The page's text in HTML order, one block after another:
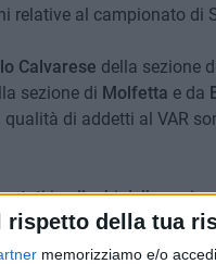
rispetto della tua
memorizziamo e/o
relative al campionato di
Calvarese della sezione
sezione di Molfetta e da
qualità di addetti al VAR
stati i colleghi della
al nostro